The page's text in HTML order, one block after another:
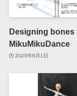
Designing bones
MikuMikuDance
2025年8月1日